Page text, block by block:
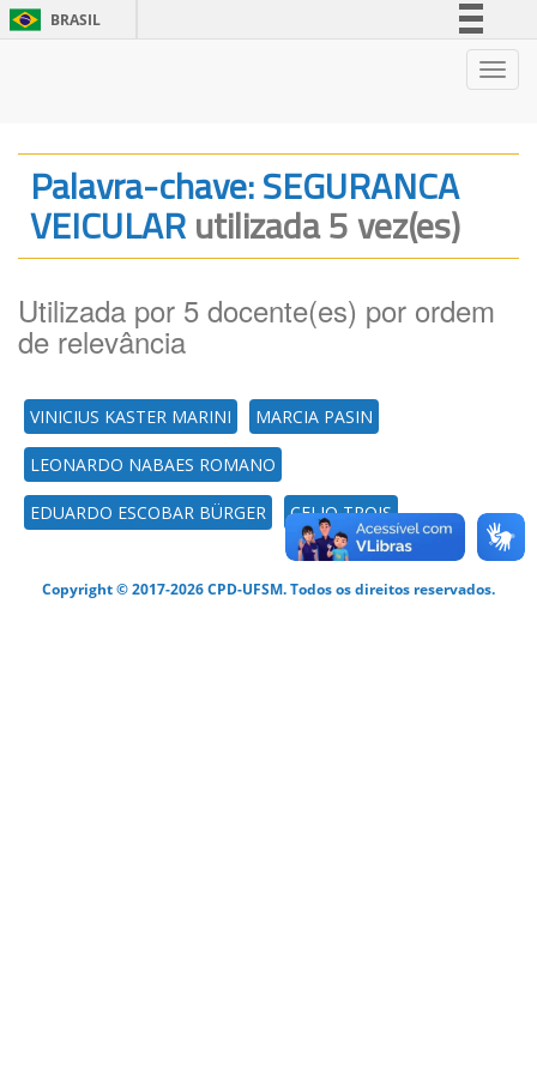
BRASIL
Legislação
Canais
Palavra-chave: SEGURANCA
VEICULARutilizada 5 vez(es)
Utilizada por 5 docente(es) por ordem
de relevância
VINICIUS KASTER MARINI MARCIA PASIN
LEONARDO NABAES ROMANO
EDUARDO ESCOBAR BÜRGER CELIO TROIS
Copyright © 2017-2026 CPD-UFSM. Todos os direitos reservados.